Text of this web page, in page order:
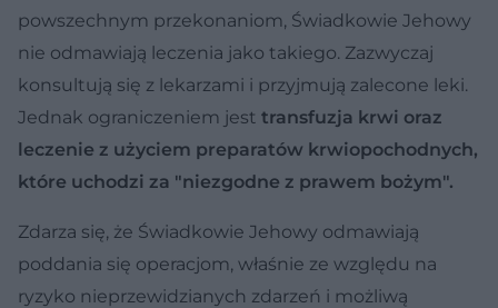
powszechnym przekonaniom, Świadkowie Jehowy
nie odmawiają leczenia jako takiego. Zazwyczaj
konsultują się z lekarzami i przyjmują zalecone leki.
Jednak ograniczeniem jest transfuzja krwi oraz
leczenie z użyciem preparatów krwiopochodnych,
które uchodzi za "niezgodne z prawem bożym".
Zdarza się, że Świadkowie Jehowy odmawiają
poddania się operacjom, właśnie ze względu na
ryzyko nieprzewidzianych zdarzeń i możliwą